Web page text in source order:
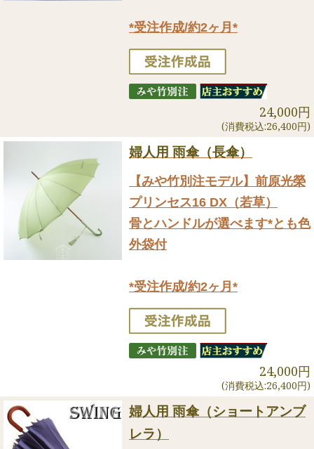
*受注作成/約2ヶ月*
24,000円
(消費税込:26,400円)
婦人用 雨傘（長傘）
【みや竹別注モデル】前原光榮
プリンセス16 DX（若草）
骨とハンドルが選べます*とも色
外袋付
*受注作成/約2ヶ月*
24,000円
(消費税込:26,400円)
婦人用 雨傘（ショートアンブ
レラ）